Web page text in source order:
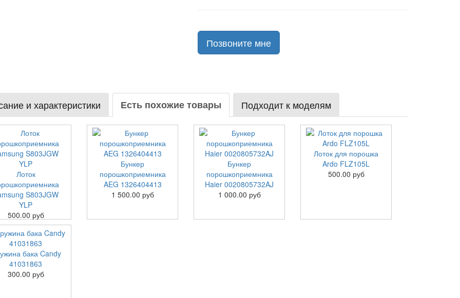
Позвоните мне
и характеристики Есть похожие товары Подходит к моделям
Лоток
S803JGW
YLP
500.00 руб
Бункер
порошкоприемника
AEG 1326404413
1 500.00 руб
Бункер
порошкоприемника
Haier 0020805732AJ
1 000.00 руб
Лоток для порошка
Ardo FLZ105L
500.00 руб
бака Candy
41031863
300.00 руб